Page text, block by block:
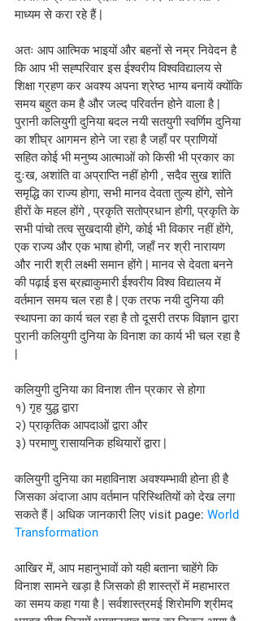
माध्यम से करा रहे हैं |
अतः आप आत्मिक भाइयों और बहनों से नम्र निवेदन है
कि आप भी सह्परिवार इस ईश्वरीय विश्वविद्यालय से
शिक्षा ग्रहण कर अवश्य अपना श्रेष्ठ भाग्य बनायें क्योंकि
समय बहुत कम है और जल्द परिवर्तन होने वाला है |
पुरानी कलियुगी दुनिया बदल नयी सतयुगी स्वर्णिम दुनिया
का शीघ्र आगमन होने जा रहा है जहाँ पर प्राणियों
सहित कोई भी मनुष्य आत्माओं को किसी भी प्रकार का
दुःख, अशांति वा अप्राप्ति नहीं होगी , सदैव सुख शांति
समृद्धि का राज्य होगा, सभी मानव देवता तुल्य होंगे, सोने
हीरों के महल होंगे , प्रकृति सतोप्रधान होगी, प्रकृति के
सभी पांचो तत्व सुखदायी होंगे, कोई भी विकार नहीं होंगे,
एक राज्य और एक भाषा होगी, जहाँ नर श्री नारायण
और नारी श्री लक्ष्मी समान होंगे | मानव से देवता बनने
की पढ़ाई इस ब्रह्माकुमारी ईश्वरीय विश्व विद्यालय में
वर्तमान समय चल रहा है | एक तरफ नयी दुनिया की
स्थापना का कार्य चल रहा है तो दूसरी तरफ विज्ञान द्वारा
पुरानी कलियुगी दुनिया के विनाश का कार्य भी चल रहा है
|
कलियुगी दुनिया का विनाश तीन प्रकार से होगा
१) गृह युद्ध द्वारा
२) प्राकृतिक आपदाओं द्वारा और
३) परमाणु रासायनिक हथियारों द्वारा |
कलियुगी दुनिया का महाविनाश अवश्यम्भावी होना ही है
जिसका अंदाजा आप वर्तमान परिस्थितियों को देख लगा
सकते हैं | अधिक जानकारी लिए visit page: World
Transformation
आखिर में, आप महानुभावों को यही बताना चाहेंगे कि
विनाश सामने खड़ा है जिसको ही शास्त्रों में महाभारत
का समय कहा गया है | सर्वशास्त्रमई शिरोमणि श्रीमद